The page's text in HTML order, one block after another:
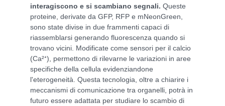
interagiscono e si scambiano segnali. Queste
proteine, derivate da GFP, RFP e mNeonGreen,
sono state divise in due frammenti capaci di
riassemblarsi generando fluorescenza quando si
trovano vicini. Modificate come sensori per il calcio
(Ca²⁺), permettono di rilevarne le variazioni in aree
specifiche della cellula evidenziandone
l'eterogeneità. Questa tecnologia, oltre a chiarire i
meccanismi di comunicazione tra organelli, potrà in
futuro essere adattata per studiare lo scambio di